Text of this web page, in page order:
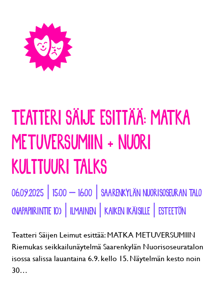
TEATTERI SÄIJE ESITTÄÄ: MATKA
METUVERSUMIIN + NUORI
KULTTUURI TALKS
06.09.2025 | 15:00 – 16:00 | SAARENKYLÄN NUORISOSEURAN TALO
(NAPAPIIRINTIE 10) | ILMAINEN | KAIKEN IKÄISILLE | ESTEETÖN
Teatteri Säijen Leimut esittää: MATKA METUVERSUMIIN
Riemukas seikkailunäytelmä Saarenkylän Nuorisoseuratalon
isossa salissa lauantaina 6.9. kello 15. Näytelmän kesto noin
30…